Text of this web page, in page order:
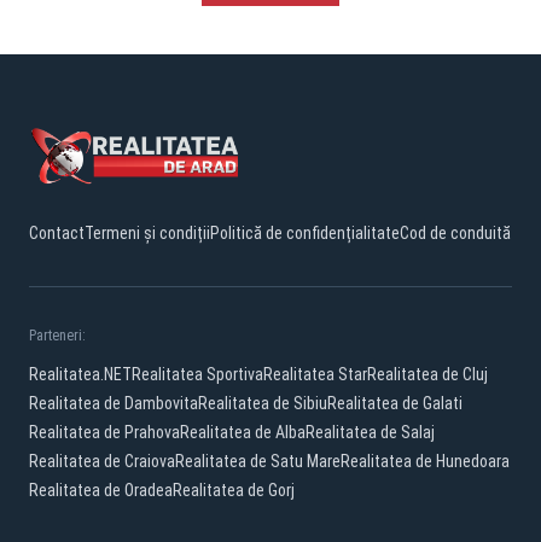
ContactTermeni și condițiiPolitică de confidențialitateCod de conduită
Parteneri:
Realitatea.NETRealitatea SportivaRealitatea StarRealitatea de Cluj
Realitatea de DambovitaRealitatea de SibiuRealitatea de Galati
Realitatea de PrahovaRealitatea de AlbaRealitatea de Salaj
Realitatea de CraiovaRealitatea de Satu MareRealitatea de Hunedoara
Realitatea de OradeaRealitatea de Gorj